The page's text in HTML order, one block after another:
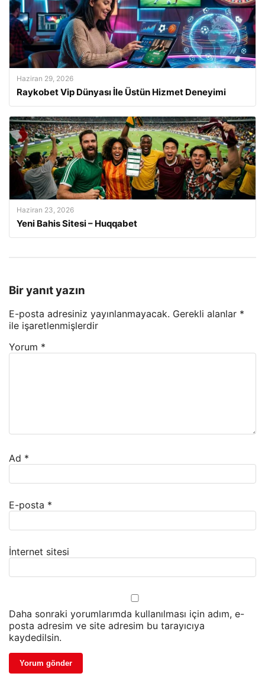
Haziran 29, 2026
Raykobet Vip Dünyası İle Üstün Hizmet Deneyimi
Haziran 23, 2026
Yeni Bahis Sitesi – Huqqabet
Bir yanıt yazın
E-posta adresiniz yayınlanmayacak. Gerekli alanlar *
ile işaretlenmişlerdir
Yorum *
Ad *
E-posta *
İnternet sitesi
Daha sonraki yorumlarımda kullanılması için adım, e-
posta adresim ve site adresim bu tarayıcıya
kaydedilsin.